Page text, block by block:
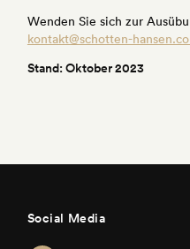
Wenden Sie sich zur
kontakt@schotten-
Stand: Oktober 2023
Social Media